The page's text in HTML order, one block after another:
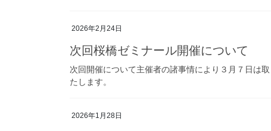
2026年2月24日
次回桜橋ゼミナール開催について
次回開催について主催者の諸事情により３月７日は
たします。
2026年1月28日